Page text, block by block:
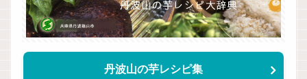
丹波山の芋レシピ集